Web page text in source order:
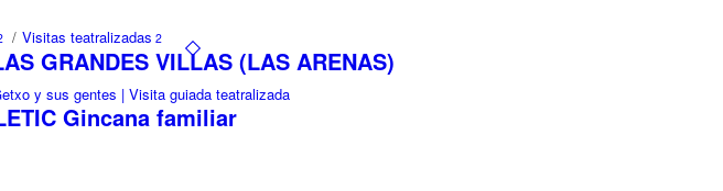
/ Visitas teatralizadas 2
Gincana familiar
GRANDES VILLAS (LAS ARENAS)
y sus gentes | Visita guiada teatralizada